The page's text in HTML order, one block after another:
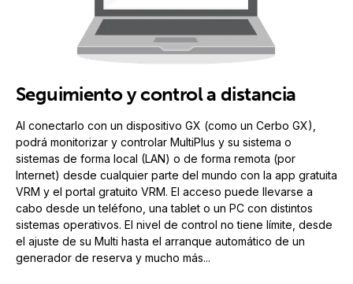
Seguimiento y control a distancia
Al conectarlo con un dispositivo GX (como un Cerbo GX),
podrá monitorizar y controlar MultiPlus y su sistema o
sistemas de forma local (LAN) o de forma remota (por
Internet) desde cualquier parte del mundo con la app gratuita
VRM y el portal gratuito VRM. El acceso puede llevarse a
cabo desde un teléfono, una tablet o un PC con distintos
sistemas operativos. El nivel de control no tiene límite, desde
el ajuste de su Multi hasta el arranque automático de un
generador de reserva y mucho más...